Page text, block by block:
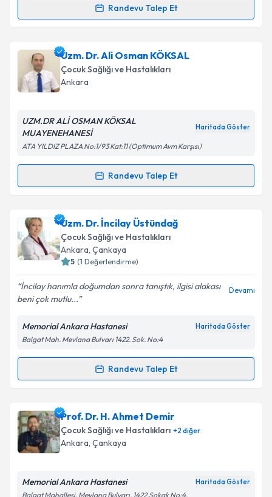
kapsamda işlenmesini kabul ediyorum.
Randevu Talep Et
Randevu Takvimi Talebi
Uzm. Dr. Dilek KAVLAK AKARiçin randevu takvimi
talebi oluşturun. Size bu uzmandan randevu almanız
için bir takvim hazırlandığında e-posta ile
bilgilendireceğiz.
E-posta Adresiniz
Kişisel verilerimin işlenmesine ilişkin
Metni'ni okudum ve kişisel verilerimin belirtilen
Takvim Talebini Gönder
Uzm. Dr. Ali Osman KÖKSAL
Çocuk Sağlığı ve Hastalıkları
Ankara
UZM.DR ALİ OSMAN KÖKSAL
MUAYENEHANESİ
Haritada Göster
ATA YILDIZ PLAZA No:1/93 Kat:11 (Optimum Avm Karşısı)
Randevu Talep Et
Randevu Takvimi Talebi
Uzm. Dr. Ali Osman KÖKSALiçin randevu takvimi
talebi oluşturun. Size bu uzmandan randevu almanız
için bir takvim hazırlandığında e-posta ile
bilgilendireceğiz.
E-posta Adresiniz
Kişisel verilerimin işlenmesine ilişkin
Metni'ni okudum ve kişisel verilerimin belirtilen
kapsamda işlenmesini kabul ediyorum.
Uzm. Dr. İncilay Üstündağ
Çocuk Sağlığı ve Hastalıkları
Ankara, Çankaya
5 (1 Değerlendirme)
İncilay hanımla doğumdan sonra tanıştık, ilgisi alakası
beni çok mutlu...
Devamı
Memorial Ankara Hastanesi Haritada Göster
Balgat Mah. Mevlana Bulvarı 1422. Sok. No:4
Randevu Talep Et
Randevu Takvimi Talebi
Uzm. Dr. İncilay Üstündağiçin randevu takvimi
talebi oluşturun. Size bu uzmandan randevu almanız
için bir takvim hazırlandığında e-posta ile
bilgilendireceğiz.
Prof. Dr. H. Ahmet Demir
Çocuk Sağlığı ve Hastalıkları +2 diğer
Ankara, Çankaya
Memorial Ankara Hastanesi Haritada Göster
Balgat Mahallesi, Mevlana Bulvarı, 1422.Sokak No:4,